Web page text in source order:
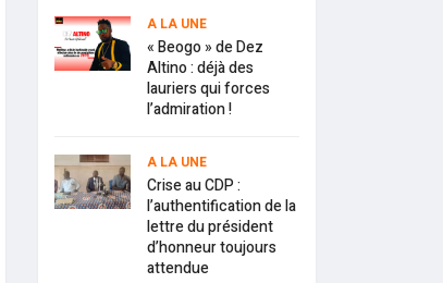
A LA UNE
« Beogo » de Dez
Altino : déjà des
lauriers qui forces
l’admiration !
A LA UNE
Crise au CDP :
l’authentification de la
lettre du président
d’honneur toujours
attendue